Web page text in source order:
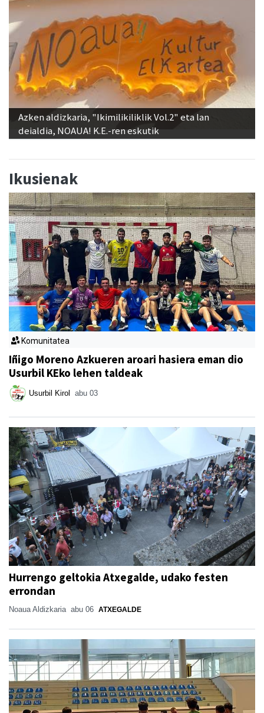
Azken aldizkaria, "Ikimilikiliklik Vol.2" eta lan
deialdia, NOAUA! K.E.-ren eskutik
Ikusienak
Komunitatea
Iñigo Moreno Azkueren aroari hasiera eman dio
Usurbil KEko lehen taldeak
Usurbil Kirol abu 03
Hurrengo geltokia Atxegalde, udako festen
errondan
Noaua Aldizkaria abu 06 ATXEGALDE